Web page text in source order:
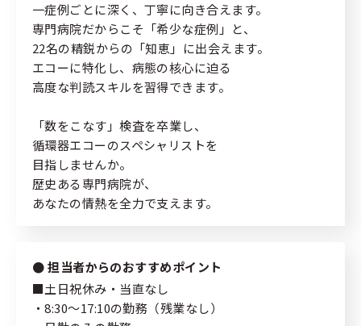
一症例ごとに深く、丁寧に向き合えます。
専門病院だからこそ「希少な症例」と、
22名の精鋭からの「知恵」に出会えます。
エコーに特化し、病態の核心に迫る
高度な判読スキルを習得できます。
「数をこなす」検査を卒業し、
循環器エコーのスペシャリストを
目指しませんか。
歴史ある専門病院が、
あなたの情熱を全力で支えます。
担当者からのおすすめポイント
■土日祝休み・当直なし
・8:30～17:10の勤務（残業なし）